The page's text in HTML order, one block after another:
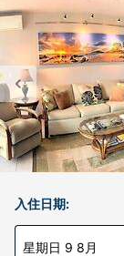
入住日期:
星期日 9 8月